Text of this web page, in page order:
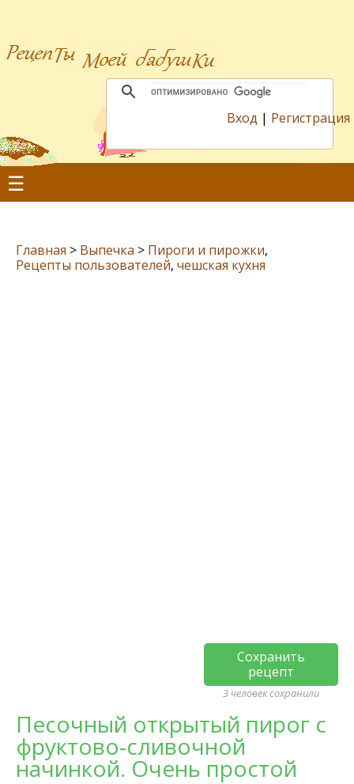
Вход | Регистрация
☰
Главная > Выпечка > Пироги и пирожки,
Рецепты пользователей, чешская кухня
Сохранить
рецепт
3 человек сохранили
Песочный открытый пирог с
фруктово-сливочной
начинкой. Очень простой